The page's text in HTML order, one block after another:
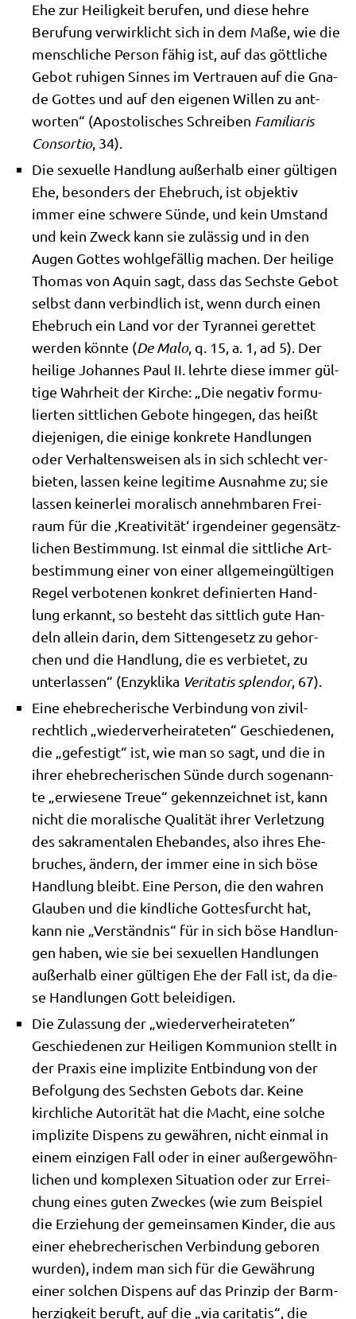
Ehe zur Hei­lig­keit beru­fen, und die­se heh­re
Beru­fung ver­wirk­licht sich in dem Maße, wie die
mensch­li­che Per­son fähig ist, auf das gött­li­che
Gebot ruhi­gen Sin­nes im Ver­trau­en auf die Gna­
de Got­tes und auf den eige­nen Wil­len zu ant­
wor­ten“ (Apo­sto­li­sches Schrei­ben Fami­lia­ris
Con­sor­tio, 34).
Die sexu­el­le Hand­lung außer­halb einer gül­ti­gen
Ehe, beson­ders der Ehe­bruch, ist objek­tiv
immer eine schwe­re Sün­de, und kein Umstand
und kein Zweck kann sie zuläs­sig und in den
Augen Got­tes wohl­ge­fäl­lig machen. Der hei­li­ge
Tho­mas von Aquin sagt, dass das Sech­ste Gebot
selbst dann ver­bind­lich ist, wenn durch einen
Ehe­bruch ein Land vor der Tyran­nei geret­tet
wer­den könn­te (De Malo, q. 15, a. 1, ad 5). Der
hei­li­ge Johan­nes Paul II. lehr­te die­se immer gül­
ti­ge Wahr­heit der Kir­che: „Die nega­tiv for­mu­
lier­ten sitt­li­chen Gebo­te hin­ge­gen, das heißt
die­je­ni­gen, die eini­ge kon­kre­te Hand­lun­gen
oder Ver­hal­tens­wei­sen als in sich schlecht ver­
bie­ten, las­sen kei­ne legi­ti­me Aus­nah­me zu; sie
las­sen kei­ner­lei mora­lisch annehm­ba­ren Frei­
raum für die ‚Krea­ti­vi­tät‘ irgend­ei­ner gegen­sätz­
li­chen Bestim­mung. Ist ein­mal die sitt­li­che Art­
be­stim­mung einer von einer all­ge­mein­gül­ti­gen
Regel ver­bo­te­nen kon­kret defi­nier­ten Hand­
lung erkannt, so besteht das sitt­lich gute Han­
deln allein dar­in, dem Sit­ten­ge­setz zu gehor­
chen und die Hand­lung, die es ver­bie­tet, zu
unter­las­sen“ (Enzy­kli­ka Veri­ta­tis sple­ndor, 67).
Eine ehe­bre­che­ri­sche Ver­bin­dung von zivil­
recht­lich „wie­der­ver­hei­ra­te­ten“ Geschie­de­nen,
die „gefe­stigt“ ist, wie man so sagt, und die in
ihrer ehe­bre­che­ri­schen Sün­de durch soge­nann­
te „erwie­se­ne Treue“ gekenn­zeich­net ist, kann
nicht die mora­li­sche Qua­li­tät ihrer Ver­let­zung
des sakra­men­ta­len Ehe­ban­des, also ihres Ehe­
bru­ches, ändern, der immer eine in sich böse
Hand­lung bleibt. Eine Per­son, die den wah­ren
Glau­ben und die kind­li­che Got­tes­furcht hat,
kann nie „Ver­ständ­nis“ für in sich böse Hand­lun­
gen haben, wie sie bei sexu­el­len Hand­lun­gen
außer­halb einer gül­ti­gen Ehe der Fall ist, da die­
se Hand­lun­gen Gott beleidigen.
Die Zulas­sung der „wie­der­ver­hei­ra­te­ten“
Geschie­de­nen zur Hei­li­gen Kom­mu­ni­on stellt in
der Pra­xis eine impli­zi­te Ent­bin­dung von der
Befol­gung des Sech­sten Gebots dar. Kei­ne
kirch­li­che Auto­ri­tät hat die Macht, eine sol­che
impli­zi­te Dis­pens zu gewäh­ren, nicht ein­mal in
einem ein­zi­gen Fall oder in einer außer­ge­wöhn­
li­chen und kom­ple­xen Situa­ti­on oder zur Errei­
chung eines guten Zweckes (wie zum Bei­spiel
die Erzie­hung der gemein­sa­men Kin­der, die aus
einer ehe­bre­che­ri­schen Ver­bin­dung gebo­ren
wur­den), indem man sich für die Gewäh­rung
einer sol­chen Dis­pens auf das Prin­zip der Barm­
her­zig­keit beruft, auf die „via cari­ta­tis“, die